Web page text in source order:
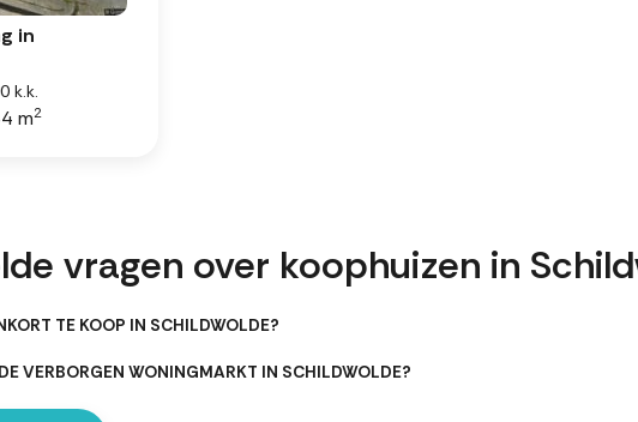
in
k.k.
m2
vragen over koophuizen in
TE KOOP IN SCHILDWOLDE?
VERBORGEN WONINGMARKT IN SCHILDWOLDE?